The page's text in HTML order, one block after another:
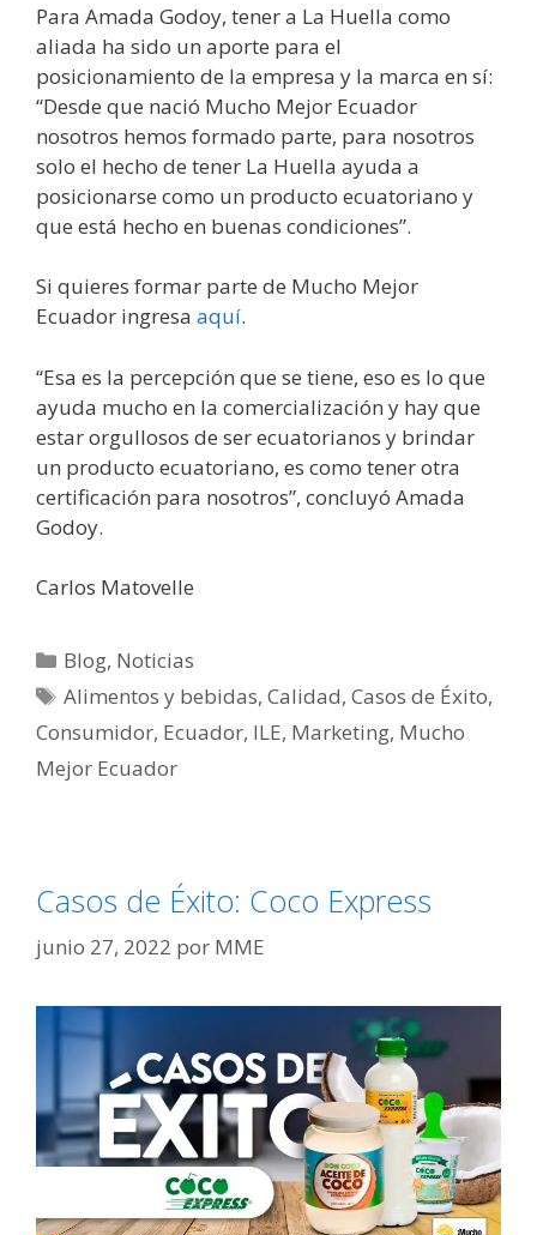
Para Amada Godoy, tener a La Huella como
aliada ha sido un aporte para el
posicionamiento de la empresa y la marca en sí:
“Desde que nació Mucho Mejor Ecuador
nosotros hemos formado parte, para nosotros
solo el hecho de tener La Huella ayuda a
posicionarse como un producto ecuatoriano y
que está hecho en buenas condiciones”.
Si quieres formar parte de Mucho Mejor
Ecuador ingresa aquí.
“Esa es la percepción que se tiene, eso es lo que
ayuda mucho en la comercialización y hay que
estar orgullosos de ser ecuatorianos y brindar
un producto ecuatoriano, es como tener otra
certificación para nosotros”, concluyó Amada
Godoy.
Carlos Matovelle
Blog, Noticias
Alimentos y bebidas,Calidad,Casos de Éxito,
Consumidor, Ecuador, ILE, Marketing, Mucho
Mejor Ecuador
Casos de Éxito: Coco Express
junio 27, 2022 por MME